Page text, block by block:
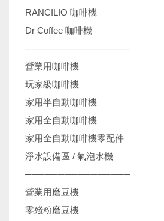
RANCILIO 咖啡機
Dr Coffee 咖啡機
────────────────
營業用咖啡機
玩家級咖啡機
家用半自動咖啡機
家用全自動咖啡機
家用全自動咖啡機零配件
淨水設備區 / 氣泡水機
────────────────
營業用磨豆機
零殘粉磨豆機